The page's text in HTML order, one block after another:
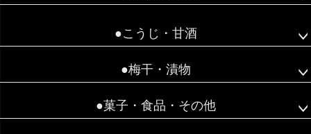
●こうじ・甘酒
●梅干・漬物
●菓子・食品・その他